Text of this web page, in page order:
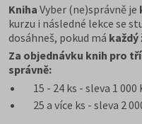
Kniha Vyber (ne)správně je
kurzu i následné lekce se
dosáhneš, pokud má každý
Za objednávku knih pro
správně:
15 - 24 ks - sleva 1 000
25 a více ks - sleva 2